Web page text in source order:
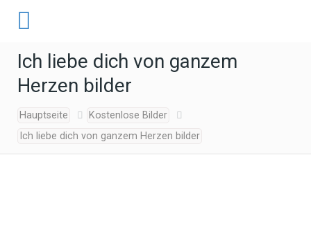
Ich liebe dich von ganzem
Herzen bilder
Hauptseite
Kostenlose Bilder
Ich liebe dich von ganzem Herzen bilder